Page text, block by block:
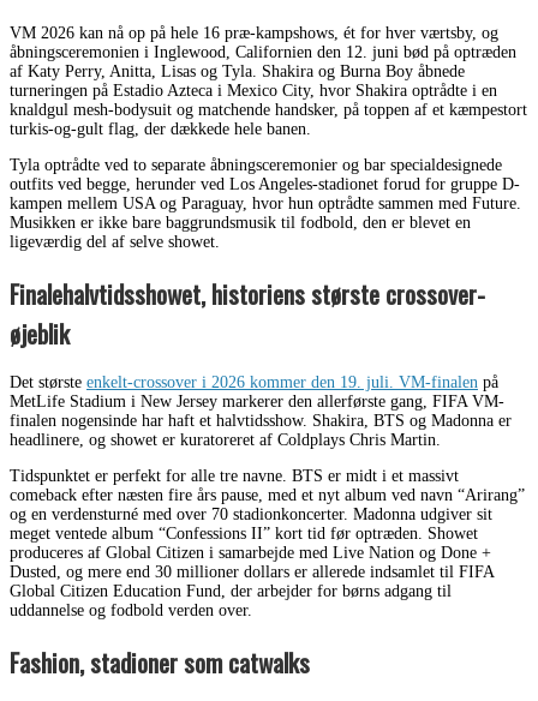
VM 2026 kan nå op på hele 16 præ-kampshows, ét for hver værtsby, og
åbningsceremonien i Inglewood, Californien den 12. juni bød på optræden
af Katy Perry, Anitta, Lisas og Tyla. Shakira og Burna Boy åbnede
turneringen på Estadio Azteca i Mexico City, hvor Shakira optrådte i en
knaldgul mesh-bodysuit og matchende handsker, på toppen af et kæmpestort
turkis-og-gult flag, der dækkede hele banen.
Tyla optrådte ved to separate åbningsceremonier og bar specialdesignede
outfits ved begge, herunder ved Los Angeles-stadionet forud for gruppe D-
kampen mellem USA og Paraguay, hvor hun optrådte sammen med Future.
Musikken er ikke bare baggrundsmusik til fodbold, den er blevet en
ligeværdig del af selve showet.
Finalehalvtidsshowet, historiens største crossover-
øjeblik
Det største enkelt-crossover i 2026 kommer den 19. juli. VM-finalen på
MetLife Stadium i New Jersey markerer den allerførste gang, FIFA VM-
finalen nogensinde har haft et halvtidsshow. Shakira, BTS og Madonna er
headlinere, og showet er kuratoreret af Coldplays Chris Martin.
Tidspunktet er perfekt for alle tre navne. BTS er midt i et massivt
comeback efter næsten fire års pause, med et nyt album ved navn “Arirang”
og en verdensturné med over 70 stadionkoncerter. Madonna udgiver sit
meget ventede album “Confessions II” kort tid før optræden. Showet
produceres af Global Citizen i samarbejde med Live Nation og Done +
Dusted, og mere end 30 millioner dollars er allerede indsamlet til FIFA
Global Citizen Education Fund, der arbejder for børns adgang til
uddannelse og fodbold verden over.
Fashion, stadioner som catwalks